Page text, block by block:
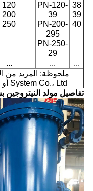
38
39
40
PN-120-
39
PN-200-
295
PN-250-
29
120
200
250
...
...
...
System Co.، Ltd أو إرسال بريد إلكتروني إلينا مباشرة
تفاصيل مولد النيتروجين